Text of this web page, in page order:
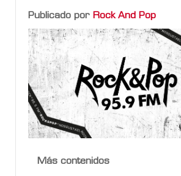
Publicado por Rock And Pop
Más contenidos